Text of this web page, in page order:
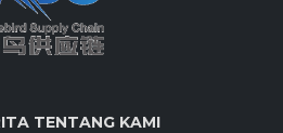
TENTANG KAMI